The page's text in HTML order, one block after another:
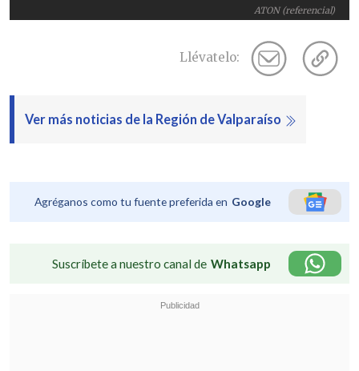
ATON (referencial)
Llévatelo:
Ver más noticias de la Región de Valparaíso
Agréganos como tu fuente preferida en Google
Suscríbete a nuestro canal de Whatsapp